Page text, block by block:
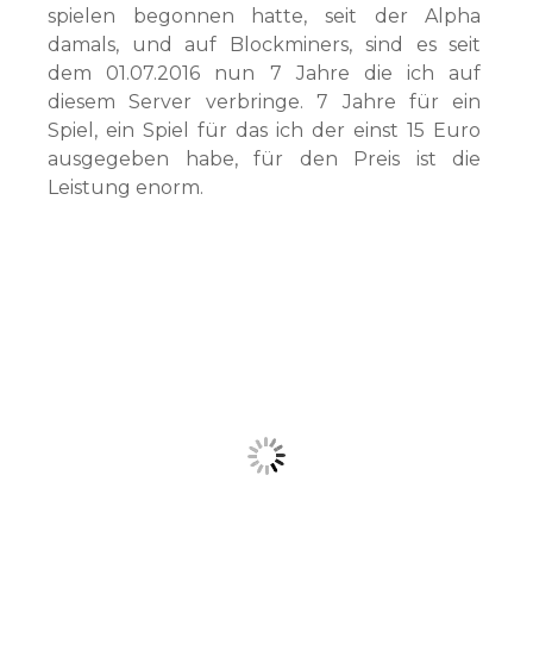
spielen begonnen hatte, seit der Alpha
damals, und auf Blockminers, sind es seit
dem 01.07.2016 nun 7 Jahre die ich auf
diesem Server verbringe. 7 Jahre für ein
Spiel, ein Spiel für das ich der einst 15 Euro
ausgegeben habe, für den Preis ist die
Leistung enorm.